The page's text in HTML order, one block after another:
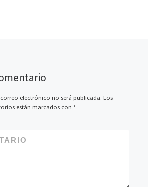
electrónico no será publicada. Los
están marcados con *